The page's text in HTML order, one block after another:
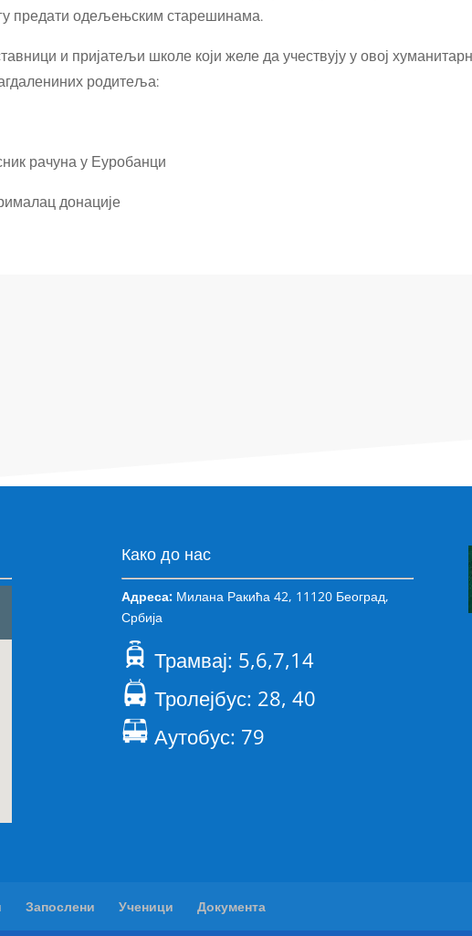
предати одељењским старешинама.
и пријатељи школе који желе да учествују у овој
родитеља:
рачуна у Еуробанци
донације
Како до нас
Адреса:Милана Ракића 42, 11120 Београд,
Србија
Трамвај: 5,6,7,14
Тролејбус: 28, 40
Аутобус: 79
Запослени Ученици Документа